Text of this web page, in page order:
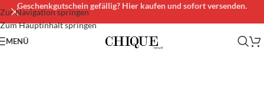
Zur Navigation springen
Zum Hauptinhalt springen
Geschenkgutschein gefällig? Hier kaufen und sofort versenden.
MENÜ